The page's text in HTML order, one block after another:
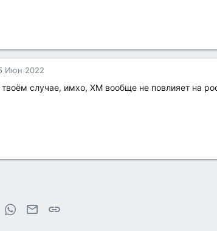
Июн 2022
твоём случае, имхо, ХМ вообще не повлияет на
PinterestWhatsAppЭлектронная почта